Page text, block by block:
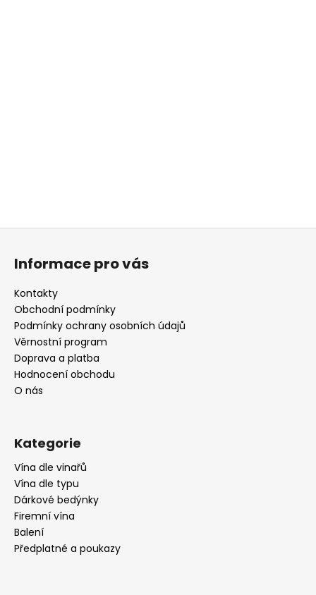
Informace pro vás
Kontakty
Obchodní podmínky
Podmínky ochrany osobních údajů
Věrnostní program
Doprava a platba
Hodnocení obchodu
O nás
Kategorie
Vína dle vinařů
Vína dle typu
Dárkové bedýnky
Firemní vína
Balení
Předplatné a poukazy